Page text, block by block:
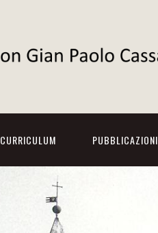
CURRICULUM PUBBLICAZIONI